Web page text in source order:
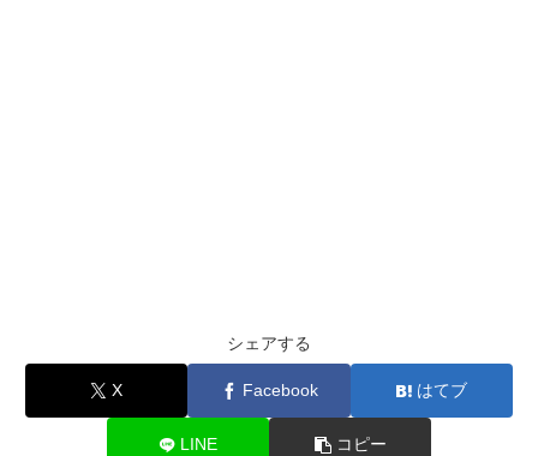
シェアする
X Facebook はてブ
LINE コピー